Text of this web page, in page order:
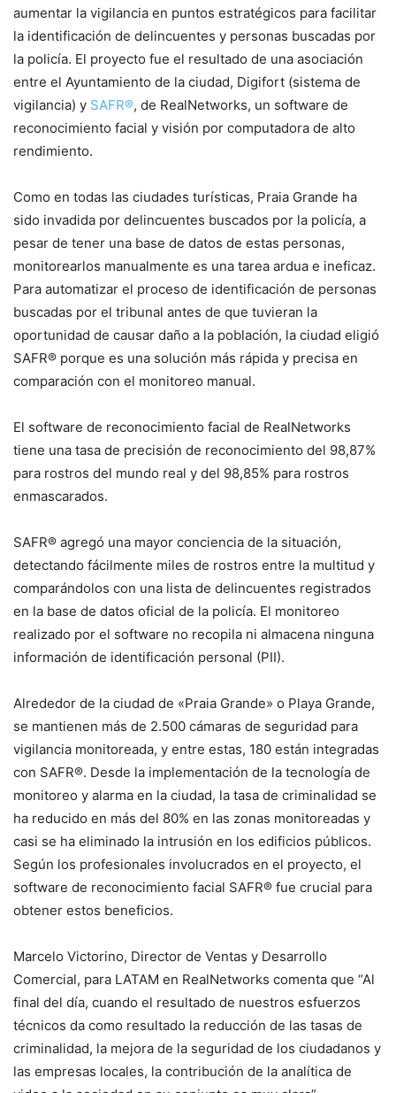
aumentar la vigilancia en puntos estratégicos para facilitar
la identificación de delincuentes y personas buscadas por
la policía. El proyecto fue el resultado de una asociación
entre el Ayuntamiento de la ciudad, Digifort (sistema de
vigilancia) y SAFR®, de RealNetworks, un software de
reconocimiento facial y visión por computadora de alto
rendimiento.
Como en todas las ciudades turísticas, Praia Grande ha
sido invadida por delincuentes buscados por la policía, a
pesar de tener una base de datos de estas personas,
monitorearlos manualmente es una tarea ardua e ineficaz.
Para automatizar el proceso de identificación de personas
buscadas por el tribunal antes de que tuvieran la
oportunidad de causar daño a la población, la ciudad eligió
SAFR® porque es una solución más rápida y precisa en
comparación con el monitoreo manual.
El software de reconocimiento facial de RealNetworks
tiene una tasa de precisión de reconocimiento del 98,87%
para rostros del mundo real y del 98,85% para rostros
enmascarados.
SAFR® agregó una mayor conciencia de la situación,
detectando fácilmente miles de rostros entre la multitud y
comparándolos con una lista de delincuentes registrados
en la base de datos oficial de la policía. El monitoreo
realizado por el software no recopila ni almacena ninguna
información de identificación personal (PII).
Alrededor de la ciudad de «Praia Grande» o Playa Grande,
se mantienen más de 2.500 cámaras de seguridad para
vigilancia monitoreada, y entre estas, 180 están integradas
con SAFR®. Desde la implementación de la tecnología de
monitoreo y alarma en la ciudad, la tasa de criminalidad se
ha reducido en más del 80% en las zonas monitoreadas y
casi se ha eliminado la intrusión en los edificios públicos.
Según los profesionales involucrados en el proyecto, el
software de reconocimiento facial SAFR® fue crucial para
obtener estos beneficios.
Marcelo Victorino, Director de Ventas y Desarrollo
Comercial, para LATAM en RealNetworks comenta que “Al
final del día, cuando el resultado de nuestros esfuerzos
técnicos da como resultado la reducción de las tasas de
criminalidad, la mejora de la seguridad de los ciudadanos y
las empresas locales, la contribución de la analítica de